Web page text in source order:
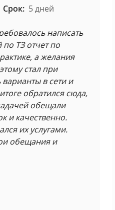
Срок: 5 дней
написать
ТЗ отчет по
а желания
стал при
в сети и
обратился сюда,
обещали
и качественно.
их услугами.
обещания и